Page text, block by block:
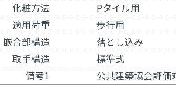
化粧方法
Pタイル用
適用荷重
歩行用
嵌合部構造
落とし込み
取手構造
標準式
備考1
公共建築協会評価